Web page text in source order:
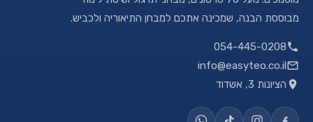
הבנה, שמכינה אתכם למבחן התיאוריה ולכביש.
054-445-0208
info@easyteo.co.il
הציונות 3, אשדוד